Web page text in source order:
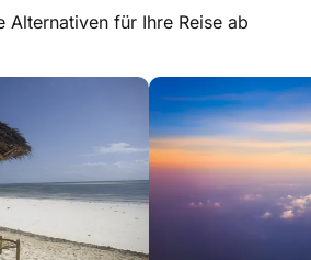
Alternativen für Ihre Reise ab